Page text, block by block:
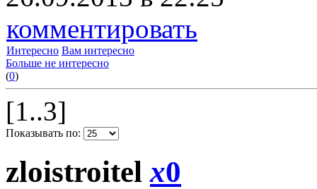
комментировать
Интересно Вам интересно
Больше не интересно
(0)
[1..3]
Показывать по:
zloistroitelx0